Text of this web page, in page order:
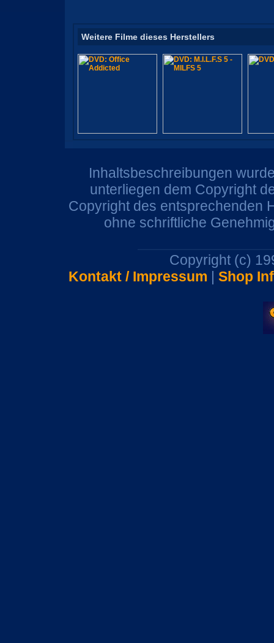
Weitere Filme dieses Herstellers
Inhaltsbeschreibungen
unterliegen dem Copyright
Copyright des entsprechenden
ohne schriftliche
Copyright (c)
Kontakt / Impressum | Shop